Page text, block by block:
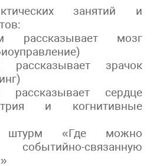
занятий и
мозг
зрачок
сердце
и когнитивные
штурм «Где можно
событийно-связанную